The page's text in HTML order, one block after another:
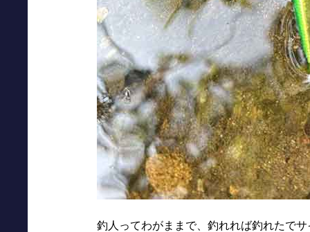
釣人ってわがままで、釣れれば釣れたで